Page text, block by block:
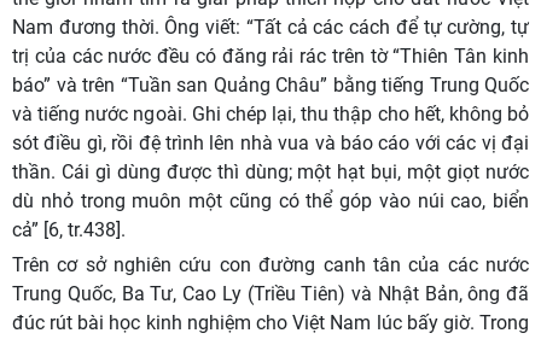
Nam đương thời. Ông viết: “Tất cả các cách để tự cường, tự
trị của các nước đều có đăng rải rác trên tờ “Thiên Tân kinh
báo” và trên “Tuần san Quảng Châu” bằng tiếng Trung Quốc
và tiếng nước ngoài. Ghi chép lại, thu thập cho hết, không bỏ
sót điều gì, rồi đệ trình lên nhà vua và báo cáo với các vị đại
thần. Cái gì dùng được thì dùng; một hạt bụi, một giọt nước
dù nhỏ trong muôn một cũng có thể góp vào núi cao, biển
cả” [6, tr.438].
Trên cơ sở nghiên cứu con đường canh tân của các nước
Trung Quốc, Ba Tư, Cao Ly (Triều Tiên) và Nhật Bản, ông đã
đúc rút bài học kinh nghiệm cho Việt Nam lúc bấy giờ. Trong